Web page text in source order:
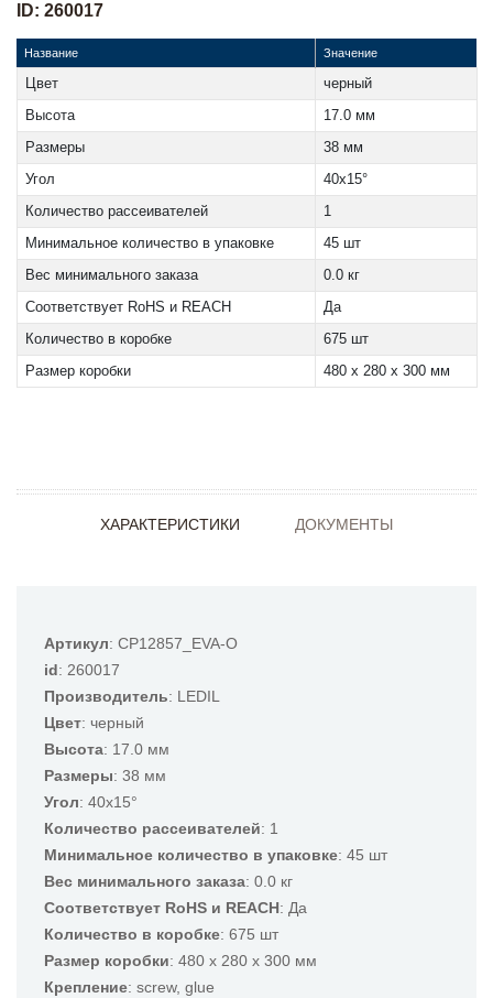
ID: 260017
Название Значение
Цвет
черный
Высота
17.0 мм
Размеры
38 мм
Угол
40x15°
Количество рассеивателей
1
Минимальное количество в упаковке
45 шт
Вес минимального заказа
0.0 кг
Соответствует RoHS и REACH
Да
Количество в коробке
675 шт
Размер коробки
480 x 280 x 300 мм
ХАРАКТЕРИСТИКИ ДОКУМЕНТЫ
Артикул: CP12857_EVA-O
id: 260017
Производитель: LEDIL
Цвет: черный
Высота: 17.0 мм
Размеры: 38 мм
Угол: 40x15°
Количество рассеивателей: 1
Минимальное количество в упаковке: 45 шт
Вес минимального заказа: 0.0 кг
Соответствует RoHS и REACH: Да
Количество в коробке: 675 шт
Размер коробки: 480 x 280 x 300 мм
Крепление: screw, glue